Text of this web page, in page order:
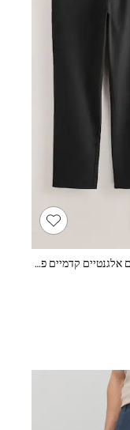
שחור - גזרה רגילה - מארז מכנסיים אלגנטיים קדמיים פשוטים 2